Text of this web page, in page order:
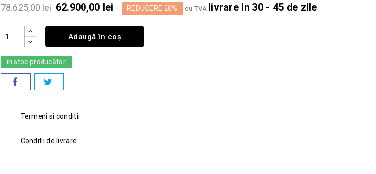
78.625,00 lei 62.900,00 lei REDUCERE 20% cu TVA livrare in 30 - 45 de zile
Adaugă în coș
în stoc producător
Termeni si conditii
Conditii de livrare